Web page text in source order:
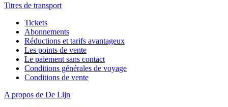
Titres de transport
Tickets
Abonnements
Réductions et tarifs avantageux
Les points de vente
Le paiement sans contact
Conditions générales de voyage
Conditions de vente
A propos de De Lijn